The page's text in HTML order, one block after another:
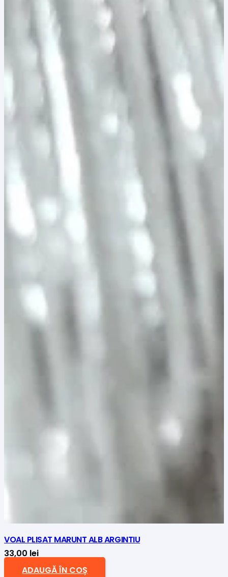
VOAL PLISAT MARUNT ALB ARGINTIU
33,00 lei
ADAUGĂ ÎN COȘ